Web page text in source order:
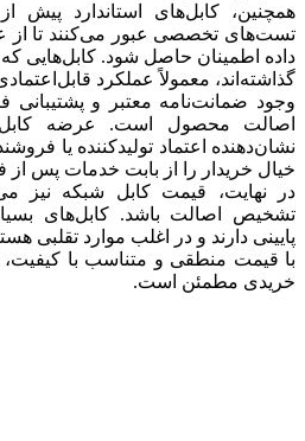
همچنین، کابل‌های استاندارد پیش
تست‌های تخصصی عبور می‌کنند تا از
داده اطمینان حاصل شود. کابل‌هایی
گذاشته‌اند، معمولاً عملکرد
وجود ضمانت‌نامه معتبر و پشتیبانی
اصالت محصول است. عرضه کابل
نشان‌دهنده اعتماد تولیدکننده یا
خیال خریدار را از بابت خدمات پس
در نهایت، قیمت کابل شبکه نیز
تشخیص اصالت باشد. کابل‌های
پایینی دارند و در اغلب موارد تقلبی
با قیمت منطقی و متناسب با کیفیت،
خریدی مطمئن است.